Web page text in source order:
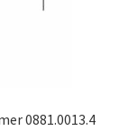
0881.0013.4